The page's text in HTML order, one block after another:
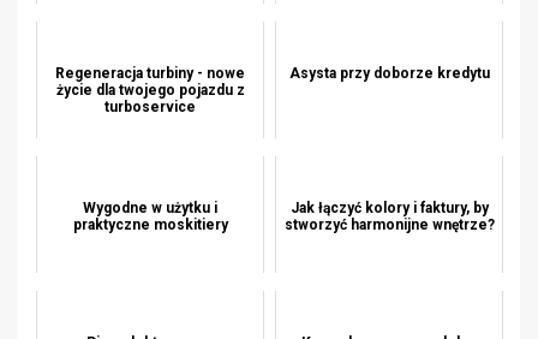
Regeneracja turbiny - nowe
życie dla twojego pojazdu z
turboservice
Asysta przy doborze kredytu
Wygodne w użytku i
praktyczne moskitiery
Jak łączyć kolory i faktury, by
stworzyć harmonijne wnętrze?